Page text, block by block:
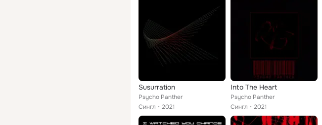
Susurration
Psycho Panther
Сингл
2021
Into The Heart
Psycho Panther
Сингл
2021